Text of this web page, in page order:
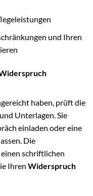
und Ihren
haben, prüft die
Unterlagen. Sie
einladen oder eine
Die
schriftlichen
Ihren Widerspruch